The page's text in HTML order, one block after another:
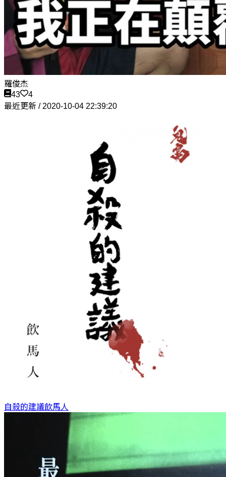
羅俊杰
43
4
最近更新 / 2020-10-04 22:39:20
自殺的建議飲馬人